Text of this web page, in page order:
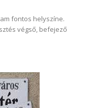
fontos helyszíne.
végső, befejező